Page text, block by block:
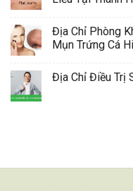
Địa Chỉ Phòng
Mụn Trứng Cá
Địa Chỉ Điều Trị